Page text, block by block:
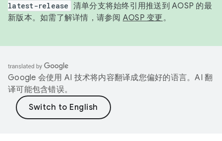
latest-release 清单分支将始终引用推送到 AOSP 的最
新版本。如需了解详情，请参阅 AOSP 变更。
Google 会使用 AI 技术将内容翻译成您偏好的语言。AI 翻
译可能包含错误。